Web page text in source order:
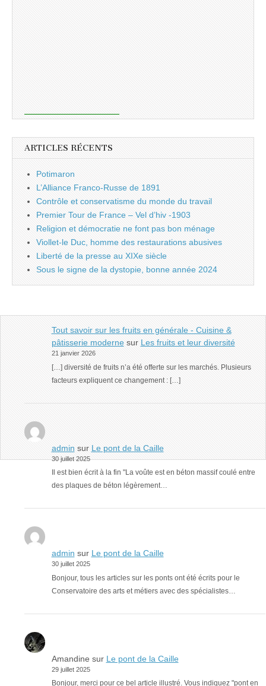
ARTICLES RÉCENTS
Potimaron
L’Alliance Franco-Russe de 1891
Contrôle et conservatisme du monde du travail
Premier Tour de France – Vel d’hiv -1903
Religion et démocratie ne font pas bon ménage
Viollet-le Duc, homme des restaurations abusives
Liberté de la presse au XIXe siècle
Sous le signe de la dystopie, bonne année 2024
Tout savoir sur les fruits en générale - Cuisine &
pâtisserie modernesur Les fruits et leur diversité
21 janvier 2026
[…] diversité de fruits n’a été offerte sur les marchés. Plusieurs
facteurs expliquent ce changement : […]
admin sur Le pont de la Caille
30 juillet 2025
Il est bien écrit à la fin "La voûte est en béton massif coulé entre
des plaques de béton légèrement…
admin sur Le pont de la Caille
30 juillet 2025
Bonjour, tous les articles sur les ponts ont été écrits pour le
Conservatoire des arts et métiers avec des spécialistes…
Amandine sur Le pont de la Caille
29 juillet 2025
Bonjour, merci pour ce bel article illustré. Vous indiquez "pont en